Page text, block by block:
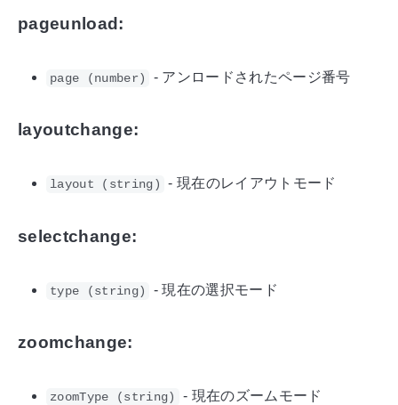
pageunload:
page (number) - アンロードされたページ番号
layoutchange:
layout (string) - 現在のレイアウトモード
selectchange:
type (string) - 現在の選択モード
zoomchange:
zoomType (string) - 現在のズームモード